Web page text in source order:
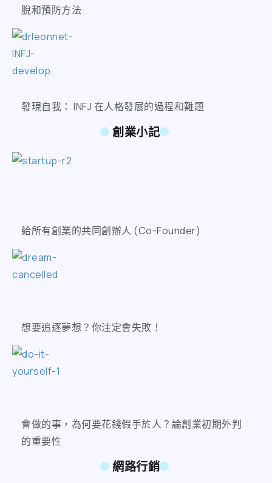
脫和預防方法
發現自我： INFJ 在人格發展的過程和難題
創業小記
給所有創業的共同創辦人 (Co-Founder)
想要追逐夢想？你注定會失敗！
會做的事，為何要花錢假手於人？論創業初期外判
的重要性
網路行銷